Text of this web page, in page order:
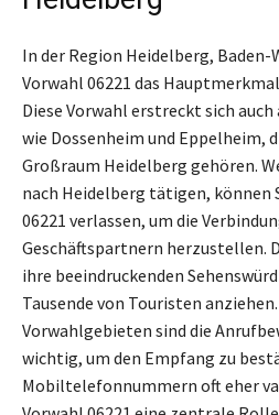
In der Region Heidelberg,
Vorwahl 06221 das
Diese Vorwahl erstreckt sich
wie Dossenheim und Eppelheim,
Großraum Heidelberg gehören.
nach Heidelberg tätigen, können
06221 verlassen, um die
Geschäftspartnern herzustellen.
ihre beeindruckenden
Tausende von Touristen
Vorwahlgebieten sind die
wichtig, um den Empfang zu
Mobiltelefonnummern oft eher